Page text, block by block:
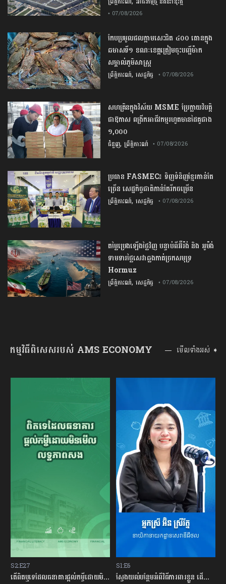
• 07/08/2026
កែប​ប្រមូល​ផល​ក្តាម​សេះ​ជិត​ ​៤០០ ​តោន​ក្នុង​
ឆមាស​ទី​១​ ​ខណៈ​ខេត្ត​ត្រៀម​ចុះបញ្ជី​ម៉ាក​
សម្គាល់​ភូមិសាស្ត្រ​
ព្រឹត្តិការណ៍, សេដ្ឋកិច្ច • 07/08/2026
សហគ្រិនក្នុងវិស័យ MSME ប្រែក្លាយវិបត្តិ
ជាឱកាស ពង្រីកអាជីវកម្មរហូតមានដៃគូជាង
១,០០០
ជំនួញ,ព្រឹត្តិការណ៍ • 07/08/2026
ប្រធាន​​ ​FASMEC​៖​ ​ទិញ​ទំនិញ​ខ្មែរ​កាន់តែ​
ច្រើន​ ​សេដ្ឋកិច្ច​ជាតិ​កាន់តែ​រីកចម្រើន​
ព្រឹត្តិការណ៍, សេដ្ឋកិច្ច • 07/08/2026
តម្លៃប្រេងឡើងថ្លៃវិញ បន្ទាប់ពីអ៊ីរ៉ង់ និង អូម៉ង់
ទាមទារថ្លៃសេវាឆ្លងកាត់ច្រកសមុទ្រ
Hormuz
ព្រឹត្តិការណ៍, សេដ្ឋកិច្ច • 07/08/2026
កម្មវិធីពិសេសរបស់ AMS ECONOMY មើលទាំងអស់ ➧
S1:E6
ស្វែងយល់បន្ថែមអំពីវិធីការពារខ្លួន ដើម្បីជៀសវាងពីការឆបោកតាមបច្ចេកវិទ្យាហិរញ្ញវត្ថុ!
S1:E1
តើបំណុលសុទ្ធតែអាក្រក់ទាំងអស់?